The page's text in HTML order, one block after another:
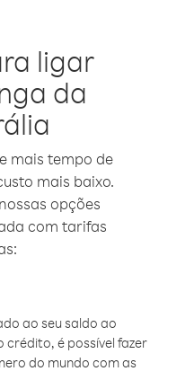
ligar
da
mais tempo de
mais baixo.
opções
com tarifas
ao seu saldo ao
crédito, é possível fazer
do mundo com as